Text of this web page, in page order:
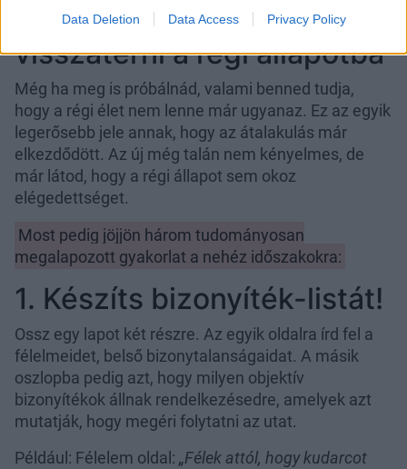
Data Deletion Data Access Privacy Policy
3. Már nem igazán tudnál
visszatérni a régi állapotba
Még ha meg is próbálnád, valami benned tudja,
hogy a régi élet nem lenne már ugyanaz. Ez az egyik
legerősebb jele annak, hogy az átalakulás már
elkezdődött. Az új még talán nem kényelmes, de
már látod, hogy a régi állapot sem okoz
elégedettséget.
Most pedig jöjjön három tudományosan
megalapozott gyakorlat a nehéz időszakokra:
1. Készíts bizonyíték-listát!
Ossz egy lapot két részre. Az egyik oldalra írd fel a
félelmeidet, belső bizonytalanságaidat. A másik
oszlopba pedig azt, hogy milyen objektív
bizonyítékok állnak rendelkezésedre, amelyek azt
mutatják, hogy megéri folytatni az utat.
Például: Félelem oldal: „Félek attól, hogy kudarcot